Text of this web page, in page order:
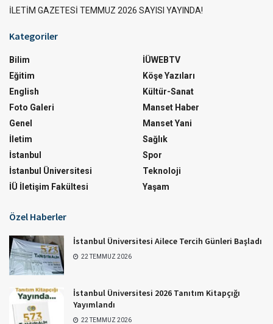
İLETİM GAZETESİ TEMMUZ 2026 SAYISI YAYINDA!
Kategoriler
Bilim
Eğitim
English
Foto Galeri
Genel
İletim
İstanbul
İstanbul Üniversitesi
İÜ İletişim Fakültesi
İÜWEBTV
Köşe Yazıları
Kültür-Sanat
Manset Haber
Manset Yani
Sağlık
Spor
Teknoloji
Yaşam
Özel Haberler
İstanbul Üniversitesi Ailece Tercih Günleri Başladı
22 TEMMUZ 2026
İstanbul Üniversitesi 2026 Tanıtım Kitapçığı
Yayımlandı
22 TEMMUZ 2026